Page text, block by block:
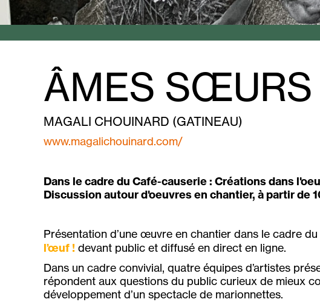
ÂMES SŒURS
MAGALI CHOUINARD (GATINEAU)
www.magalichouinard.com/
Dans le cadre du Café-causerie : Créations dans
Discussion autour d'oeuvres en chantier, à partir de
Présentation d’une œuvre en chantier dans le cadre du
l’œuf ! devant public et diffusé en direct en ligne.
Dans un cadre convivial, quatre équipes d’artistes
répondent aux questions du public curieux de mieux
développement d’un spectacle de marionnettes.